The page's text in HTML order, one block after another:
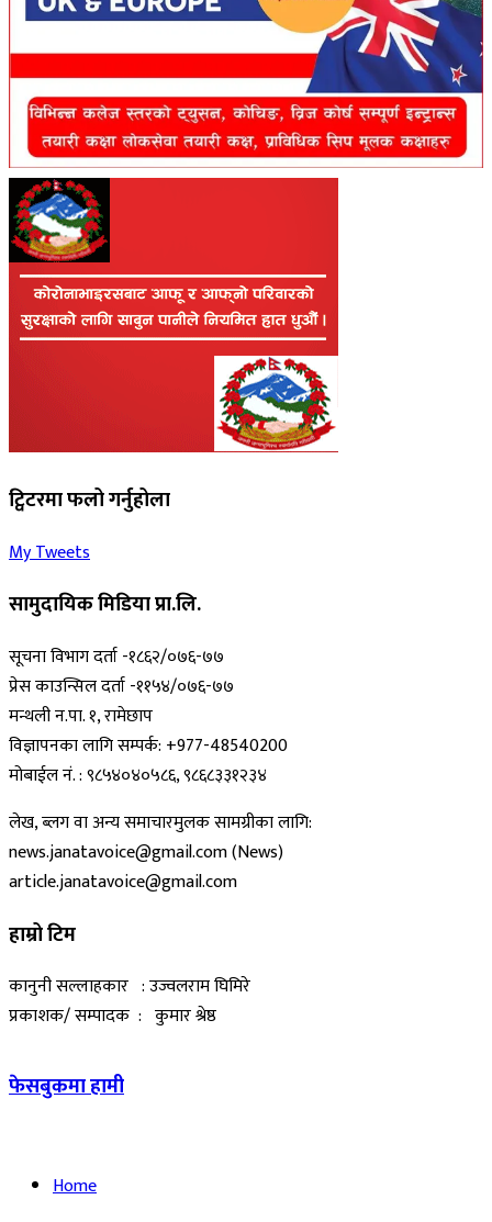
ट्विटरमा फलो गर्नुहोला
My Tweets
सामुदायिक मिडिया प्रा.लि.
सूचना विभाग दर्ता -१८६२/०७६-७७
प्रेस काउन्सिल दर्ता -११५४/०७६-७७
मन्थली न.पा. १, रामेछाप
विज्ञापनका लागि सम्पर्क: +977-48540200
मोबाईल नं. : ९८५४०४०५८६, ९८६८३३१२३४
लेख, ब्लग वा अन्य समाचारमुलक सामग्रीका लागि:
news.janatavoice@gmail.com (News)
article.janatavoice@gmail.com
हाम्रो टिम
कानुनी सल्लाहकार : उज्वलराम घिमिरे
प्रकाशक/ सम्पादक : कुमार श्रेष्ठ
फेसबुकमा हामी
Home